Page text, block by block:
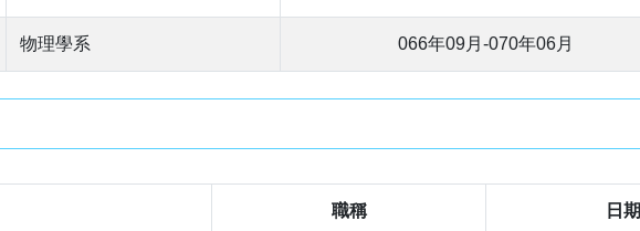
物理學系 066年09月-070年06月
職稱 日期